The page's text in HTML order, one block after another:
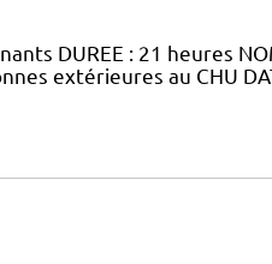
DUREE : 21 heures
extérieures au CHU